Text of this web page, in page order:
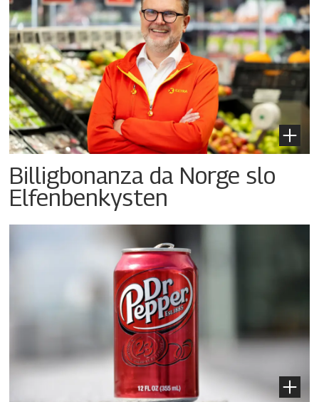
Billigbonanza da Norge slo
Elfenbenkysten